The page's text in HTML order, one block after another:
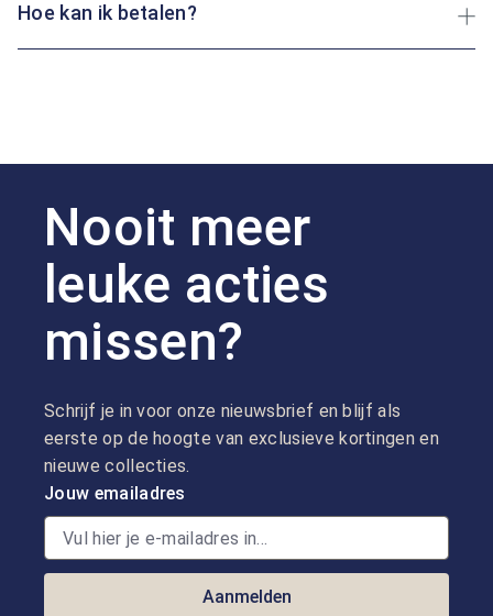
Hoe kan ik betalen?
Nooit meer
leuke acties
missen?
Schrijf je in voor onze nieuwsbrief en blijf als
eerste op de hoogte van exclusieve kortingen en
nieuwe collecties.
Jouw emailadres
Aanmelden